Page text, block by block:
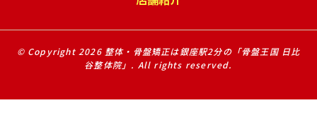
© Copyright 2026 整体・骨盤矯正は銀座駅2分の「骨盤王国 日比
谷整体院」. All rights reserved.